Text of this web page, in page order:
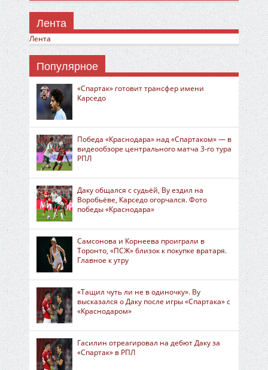
Лента
Лента
Популярное
«Спартак» готовит трансфер имени
Карседо
Победа «Краснодара» над «Спартаком» — в
видеообзоре центрального матча 3-го тура
РПЛ
Даку общался с судьёй, Ву ездил на
Воробьёве, Карседо огорчался. Фото
победы «Краснодара»
Самсонова и Корнеева проиграли в
Торонто, «ПСЖ» близок к покупке вратаря.
Главное к утру
«Тащил чуть ли не в одиночку». Ву
высказался о Даку после игры «Спартака» с
«Краснодаром»
Гасилин отреагировал на дебют Даку за
«Спартак» в РПЛ